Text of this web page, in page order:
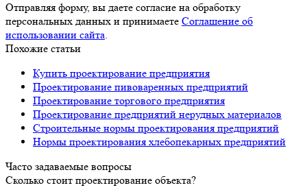
Отправляя форму, вы даете согласие на обработку
персональных данных и принимаете Соглашение об
использовании сайта.
Похожие статьи
Купить проектирование предприятия
Проектирование пивоваренных предприятий
Проектирование торгового предприятия
Проектирование предприятий нерудных материалов
Строительные нормы проектирования предприятий
Нормы проектирования хлебопекарных предприятий
Часто задаваемые вопросы
Сколько стоит проектирование объекта?